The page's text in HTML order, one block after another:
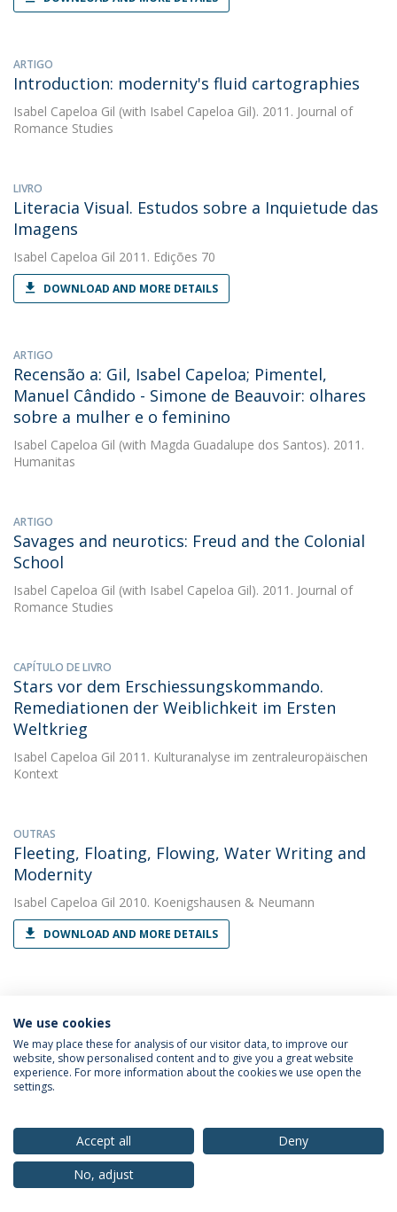
ARTIGO
Introduction: modernity's fluid cartographies
Isabel Capeloa Gil (with Isabel Capeloa Gil). 2011. Journal of
Romance Studies
LIVRO
Literacia Visual. Estudos sobre a Inquietude das
Imagens
Isabel Capeloa Gil 2011. Edições 70
DOWNLOAD AND MORE DETAILS
ARTIGO
Recensão a: Gil, Isabel Capeloa; Pimentel,
Manuel Cândido - Simone de Beauvoir: olhares
sobre a mulher e o feminino
Isabel Capeloa Gil (with Magda Guadalupe dos Santos). 2011.
Humanitas
ARTIGO
Savages and neurotics: Freud and the Colonial
School
Isabel Capeloa Gil (with Isabel Capeloa Gil). 2011. Journal of
Romance Studies
CAPÍTULO DE LIVRO
Stars vor dem Erschiessungskommando.
Remediationen der Weiblichkeit im Ersten
Weltkrieg
Isabel Capeloa Gil 2011. Kulturanalyse im zentraleuropäischen
Kontext
OUTRAS
Fleeting, Floating, Flowing, Water Writing and
Modernity
Isabel Capeloa Gil 2010. Koenigshausen & Neumann
DOWNLOAD AND MORE DETAILS
Kulturbau
Peter Hanenberg&Isabel Capeloa Gil(with Peter Hanenberg).
2010. Peter Lang
DOWNLOAD AND MORE DETAILS
OUTRAS
Pós-Género
We use cookies
We may place these for analysis of our visitor data, to improve our
website, show personalised content and to give you a great website
experience. For more information about the cookies we use open the
settings.
Accept all
Deny
No, adjust